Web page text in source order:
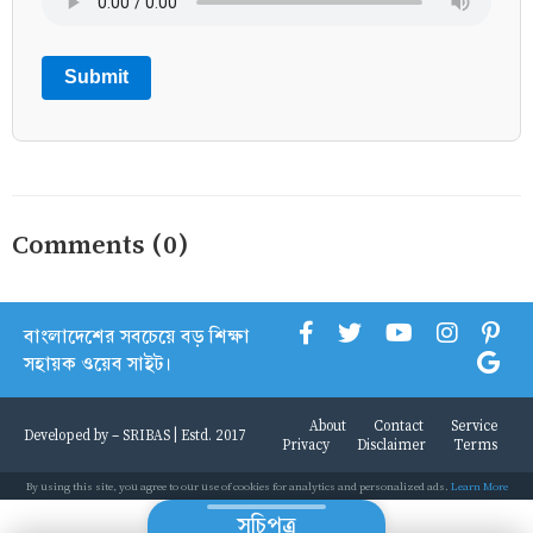
Submit
Comments (0)
সূচিপত্র
বাংলাদেশের সবচেয়ে বড় শিক্ষা
সহায়ক ওয়েব সাইট।
Developed by - SRIBAS | Estd. 2017 About Contact
Service
Privacy
Disclaimer Terms
By using this site, you agree to our use of cookies for analytics and personalized ads. Learn More